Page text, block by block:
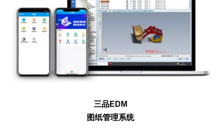
三品EDM
图纸管理系统